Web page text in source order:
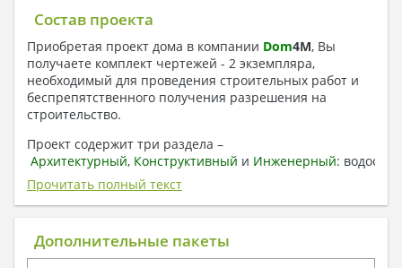
Состав проекта
Приобретая проект дома в компании Dom4M, Вы
получаете комплект чертежей - 2 экземпляра,
необходимый для проведения строительных работ и
беспрепятственного получения разрешения на
строительство.
Проект содержит три раздела –
Архитектурный, Конструктивный и Инженерный:
отопление, вентиляция, канализация,
электроснабжение (приобретается за дополнительную
плату) + Пояснительная записка.
1. Архитектурный раздел:
Прочитать полный текст
Дополнительные пакеты